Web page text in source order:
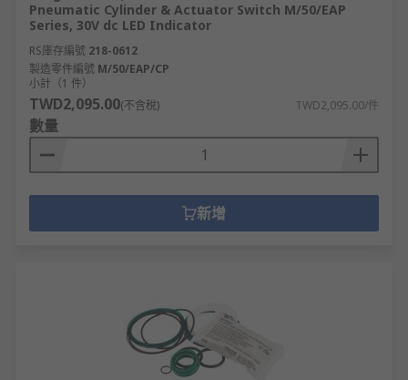
Pneumatic Cylinder & Actuator Switch M/50/EAP
Series, 30V dc LED Indicator
RS庫存編號 218-0612
製造零件編號 M/50/EAP/CP
小計（1 件）
TWD2,095.00(不含稅) TWD2,095.00/件
數量
新增